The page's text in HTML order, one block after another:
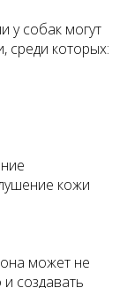
у собак могут
среди которых:
кожи
она может не
создавать